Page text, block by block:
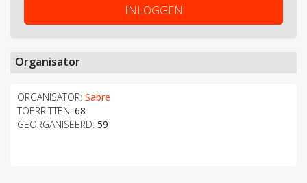
INLOGGEN
Organisator
ORGANISATOR: Sabre
TOERRITTEN: 68
GEORGANISEERD: 59